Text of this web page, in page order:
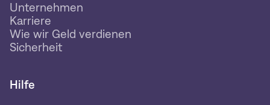
Unternehmen
Karriere
Wie wir Geld verdienen
Sicherheit
Hilfe